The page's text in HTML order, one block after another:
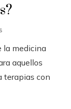
la medicina
aquellos
terapias con